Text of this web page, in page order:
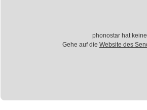
phonostar hat
Gehe auf die Website des